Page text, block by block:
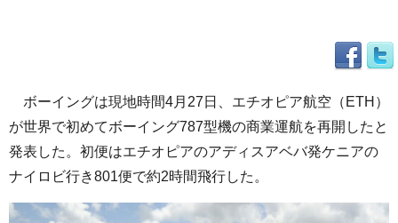
ボーイングは現地時間4月27日、エチオピア航空（ETH）
が世界で初めてボーイング787型機の商業運航を再開したと
発表した。初便はエチオピアのアディスアベバ発ケニアの
ナイロビ行き801便で約2時間飛行した。